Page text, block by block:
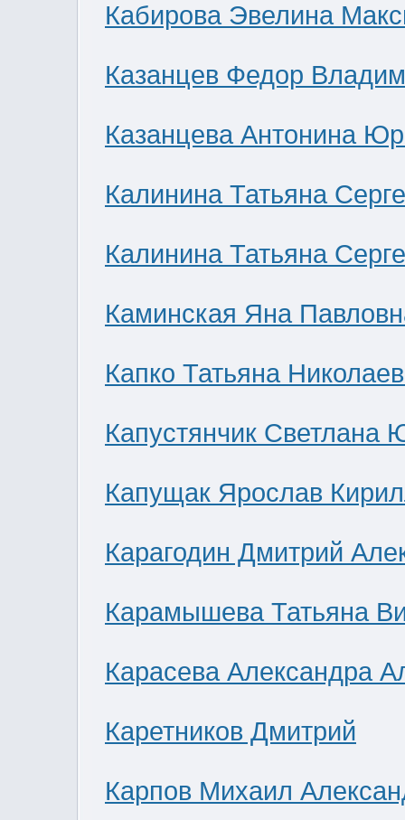
Кабирова Эвелина
Казанцев Федор
Казанцева Антонина
Калинина Татьяна
Калинина Татьяна
Каминская Яна
Капко Татьяна
Капустянчик Светлана
Капущак Ярослав
Карагодин Дмитрий
Карамышева Татьяна
Карасева Александра
Каретников Дмитрий
Карпов Михаил